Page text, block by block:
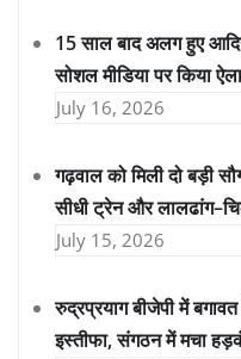
15 साल बाद अलग हुए
सोशल मीडिया पर किया
July 16, 2026
गढ़वाल को मिली दो बड़ी
सीधी ट्रेन और
July 15, 2026
रुद्रप्रयाग बीजेपी में
इस्तीफा, संगठन में मचा